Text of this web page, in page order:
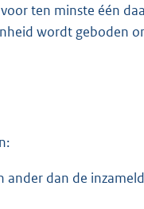
ten minste één
wordt geboden
dan de